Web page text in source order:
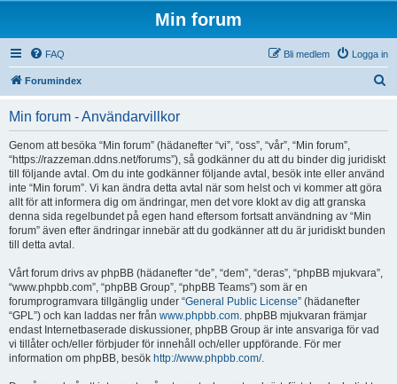
Min forum
FAQ Logga in
Bli medlem
Forumindex
Min forum - Användarvillkor
Genom att besöka “Min forum” (hädanefter “vi”, “oss”, “vår”, “Min forum”,
“https://razzeman.ddns.net/forums”), så godkänner du att du binder dig juridiskt
till följande avtal. Om du inte godkänner följande avtal, besök inte eller använd
inte “Min forum”. Vi kan ändra detta avtal när som helst och vi kommer att göra
allt för att informera dig om ändringar, men det vore klokt av dig att granska
denna sida regelbundet på egen hand eftersom fortsatt användning av “Min
forum” även efter ändringar innebär att du godkänner att du är juridiskt bunden
till detta avtal.
Vårt forum drivs av phpBB (hädanefter “de”, “dem”, “deras”, “phpBB mjukvara”,
“www.phpbb.com”, “phpBB Group”, “phpBB Teams”) som är en
forumprogramvara tillgänglig under “General Public License” (hädanefter
“GPL”) och kan laddas ner från www.phpbb.com. phpBB mjukvaran främjar
endast Internetbaserade diskussioner, phpBB Group är inte ansvariga för vad
vi tillåter och/eller förbjuder för innehåll och/eller uppförande. För mer
information om phpBB, besök http://www.phpbb.com/.